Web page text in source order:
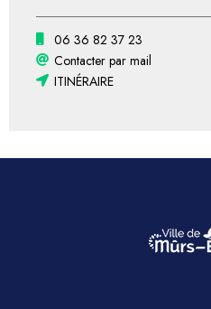
06 36 82 37 23
Contacter par mail
ITINÉRAIRE